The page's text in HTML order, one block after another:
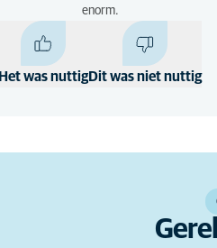
enorm.
Het was nuttigDit was niet nuttig